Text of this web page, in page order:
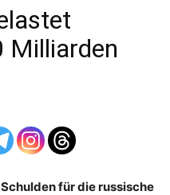
Milliarden
für die russische